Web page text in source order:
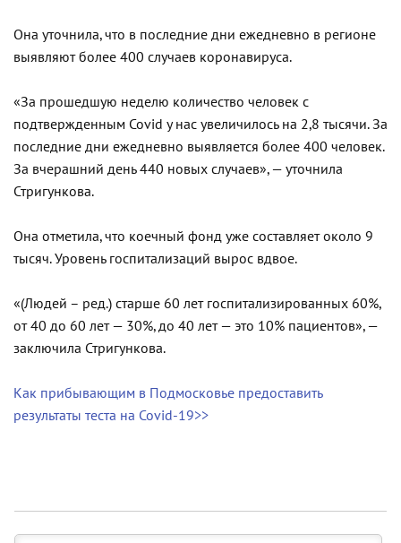
Она уточнила, что в последние дни ежедневно в регионе
выявляют более 400 случаев коронавируса.
«За прошедшую неделю количество человек с
подтвержденным Covid у нас увеличилось на 2,8 тысячи. За
последние дни ежедневно выявляется более 400 человек.
За вчерашний день 440 новых случаев», — уточнила
Стригункова.
Она отметила, что коечный фонд уже составляет около 9
тысяч. Уровень госпитализаций вырос вдвое.
«(Людей – ред.) старше 60 лет госпитализированных 60%,
от 40 до 60 лет — 30%, до 40 лет — это 10% пациентов», —
заключила Стригункова.
Как прибывающим в Подмосковье предоставить
результаты теста на Covid-19>>